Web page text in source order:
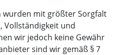
wurden mit größter Sorgfalt
Vollständigkeit und
wir jedoch keine Gewähr
sind wir gemäß § 7